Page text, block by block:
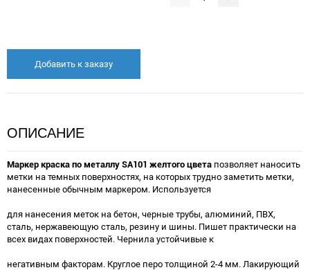
Добавить к заказу
ОПИСАНИЕ
Маркер краска по металлу SA101 желтого цвета позволяет наносить
метки на темных поверхностях, на которых трудно заметить метки,
нанесенные обычным маркером. Используется
для нанесения меток на бетон, черные трубы, алюминий, ПВХ,
сталь, нержавеющую сталь, резину и шины. Пишет практически на
всех видах поверхностей. Чернила устойчивые к
негативным факторам. Круглое перо толщиной 2-4 мм. Лакирующий